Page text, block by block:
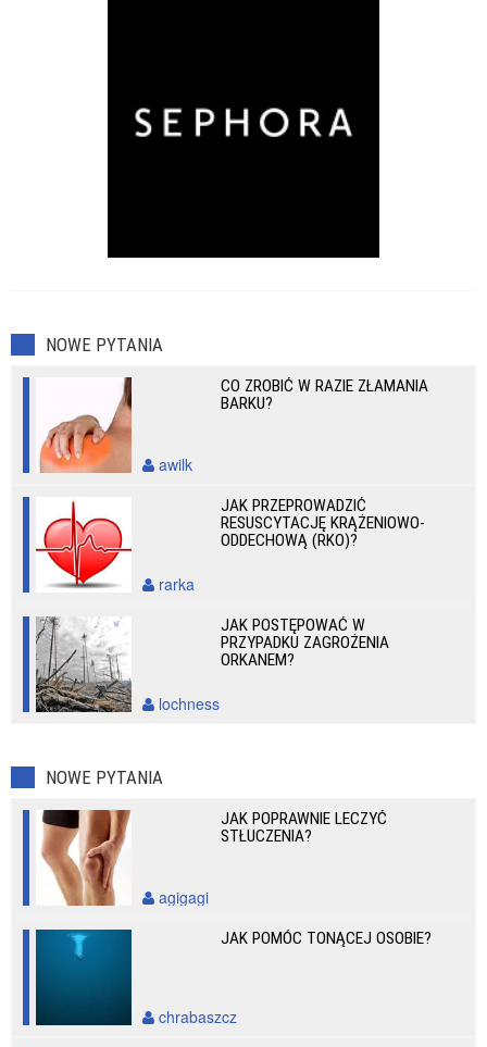
NOWE PYTANIA
CO ZROBIĆ W RAZIE ZŁAMANIA
BARKU?
awilk
JAK PRZEPROWADZIĆ
RESUSCYTACJĘ KRĄŻENIOWO-
ODDECHOWĄ (RKO)?
rarka
JAK POSTĘPOWAĆ W
PRZYPADKU ZAGROŻENIA
ORKANEM?
lochness
NOWE PYTANIA
JAK POPRAWNIE LECZYĆ
STŁUCZENIA?
agigagi
JAK POMÓC TONĄCEJ OSOBIE?
chrabaszcz